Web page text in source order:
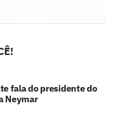
fala do presidente do
Neymar